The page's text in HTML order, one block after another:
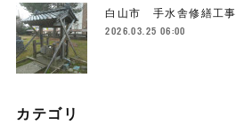
白山市 手水舎修繕工事
2026.03.25 06:00
カテゴリ